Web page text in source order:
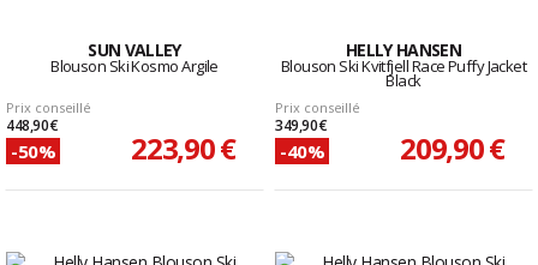
SUN VALLEY
Blouson Ski Kosmo Argile
Prix conseillé
448,90 €
-50% 223,90 €
HELLY HANSEN
Blouson Ski Kvitfjell Race Puffy Jacket
Black
Prix conseillé
349,90 €
-40% 209,90 €